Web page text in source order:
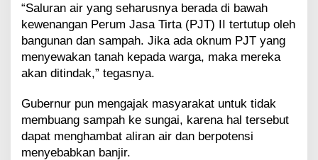
“Saluran air yang seharusnya berada di bawah
kewenangan Perum Jasa Tirta (PJT) II tertutup oleh
bangunan dan sampah. Jika ada oknum PJT yang
menyewakan tanah kepada warga, maka mereka
akan ditindak,” tegasnya.
Gubernur pun mengajak masyarakat untuk tidak
membuang sampah ke sungai, karena hal tersebut
dapat menghambat aliran air dan berpotensi
menyebabkan banjir.